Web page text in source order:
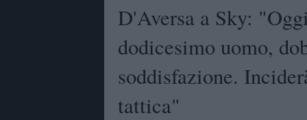
D'Aversa a Sky:
dodicesimo uomo,
soddisfazione.
tattica"